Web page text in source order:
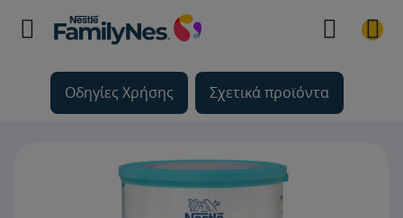
Οδηγίες Χρήσης Σχετικά προϊόντα